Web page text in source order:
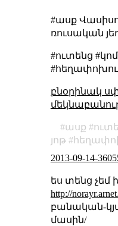
#ասք
ռուսական
#ուտենց
բնօրինակ
ասք
յոթ
2013-09-14-
ես տենց չեմ
http://
բանական-
մասին/